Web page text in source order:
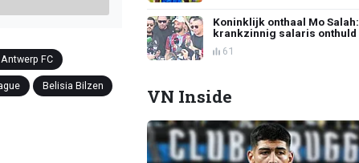
FC
Belisia Bilzen
Koninklijk onthaal Mo Salah:
krankzinnig salaris onthuld
61
VN Inside